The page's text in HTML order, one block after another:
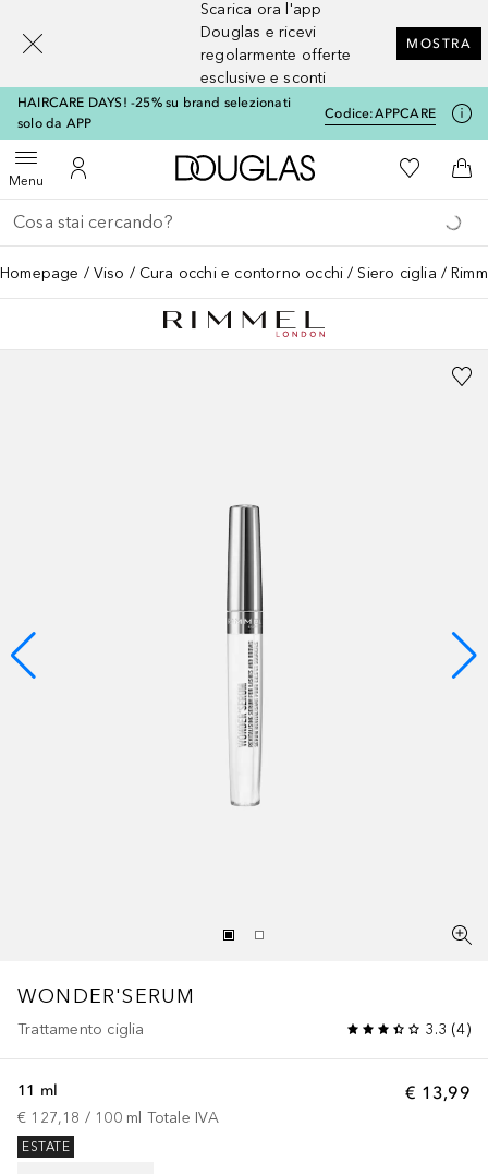
Scarica ora l'app
Douglas e ricevi
regolarmente offerte
esclusive e sconti
MOSTRA
HAIRCARE DAYS! -25% su brand selezionati
solo da APP
Codice:APPCARE
MenuApri menuAl Mio Account
A Douglas HomeAlla Mia
Al
Torna indietro
Esegui ricerca
Homepage Viso Cura occhi e contorno occhi Siero ciglia
WONDER'SERUM
Trattamento ciglia 3.3 (4)
€ 13,99
11 ml
€ 127,18 / 100 ml Totale IVA
ESTATE
[navigation.slideout.screenreader]